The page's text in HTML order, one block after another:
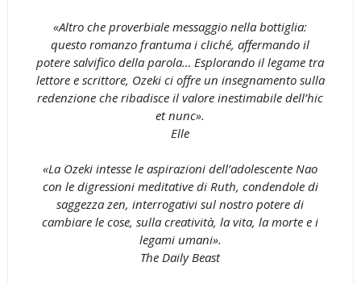
«Altro che proverbiale messaggio nella bottiglia:
questo romanzo frantuma i cliché, affermando il
potere salvifico della parola… Esplorando il legame tra
lettore e scrittore, Ozeki ci offre un insegnamento sulla
redenzione che ribadisce il valore inestimabile dell’hic
et nunc».
Elle
«La Ozeki intesse le aspirazioni dell’adolescente Nao
con le digressioni meditative di Ruth, condendole di
saggezza zen, interrogativi sul nostro potere di
cambiare le cose, sulla creatività, la vita, la morte e i
legami umani».
The Daily Beast